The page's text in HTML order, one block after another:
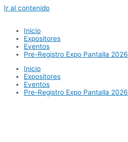
Ir al contenido
Inicio
Expositores
Eventos
Pre-Registro Expo Pantalla 2026
Inicio
Expositores
Eventos
Pre-Registro Expo Pantalla 2026